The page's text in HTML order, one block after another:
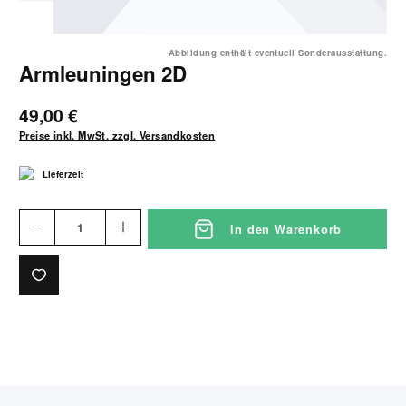
Abbildung enthält eventuell Sonderausstattung.
Armleuningen 2D
49,00 €
Preise inkl. MwSt. zzgl. Versandkosten
Lieferzeit
In den Warenkorb